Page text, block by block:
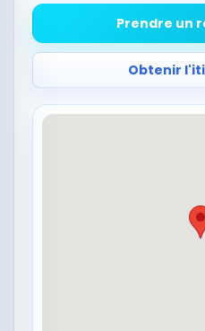
Prendre un
Obtenir